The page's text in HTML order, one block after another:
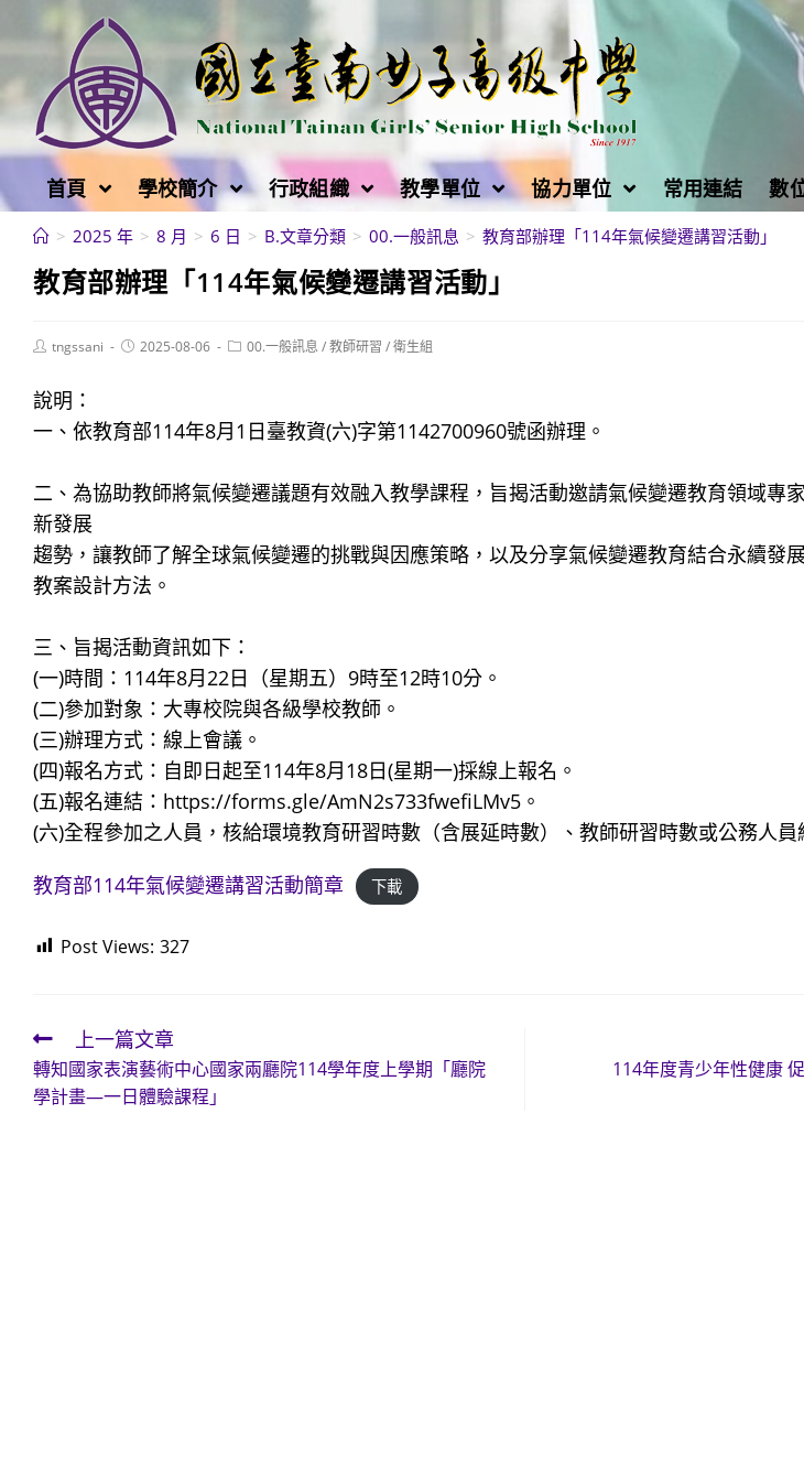
轉
至
容
首頁 學校簡介 行政組織 教學單位 協力單位 常用連結 數
> 2025 年 > 8 月 > 6 日 > B.文章分類 > 00.一般訊息 > 教育部辦理「114年氣候變遷講習活動」
教育部辦理「114年氣候變遷講習活動」
Posttngssani
Post2025-08-06
Post00.一般訊息 /教師研習 /衛生組
說明：
一、依教育部114年8月1日臺教資(六)字第1142700960號函辦理。
二、為協助教師將氣候變遷議題有效融入教學課程，旨揭活動邀請氣候變遷教育領域專
新發展
趨勢，讓教師了解全球氣候變遷的挑戰與因應策略，以及分享氣候變遷教育結合永續發
教案設計方法。
三、旨揭活動資訊如下：
(一)時間：114年8月22日（星期五）9時至12時10分。
(二)參加對象：大專校院與各級學校教師。
(三)辦理方式：線上會議。
(四)報名方式：自即日起至114年8月18日(星期一)採線上報名。
(五)報名連結：https://forms.gle/AmN2s733fwefiLMv5。
(六)全程參加之人員，核給環境教育研習時數（含展延時數）、教師研習時數或公務人員
教育部114年氣候變遷講習活動簡章
下載
Post Views: 327
Read
more
articles
上一篇文章
轉知國家表演藝術中心國家兩廳院114學年度上學期「廳院
學計畫—一日體驗課程」
114年度青少年性健康